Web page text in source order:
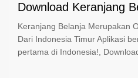
Download Keranjang
Keranjang Belanja Merupakan
Dari Indonesia Timur Aplikasi
pertama di Indonesia!,